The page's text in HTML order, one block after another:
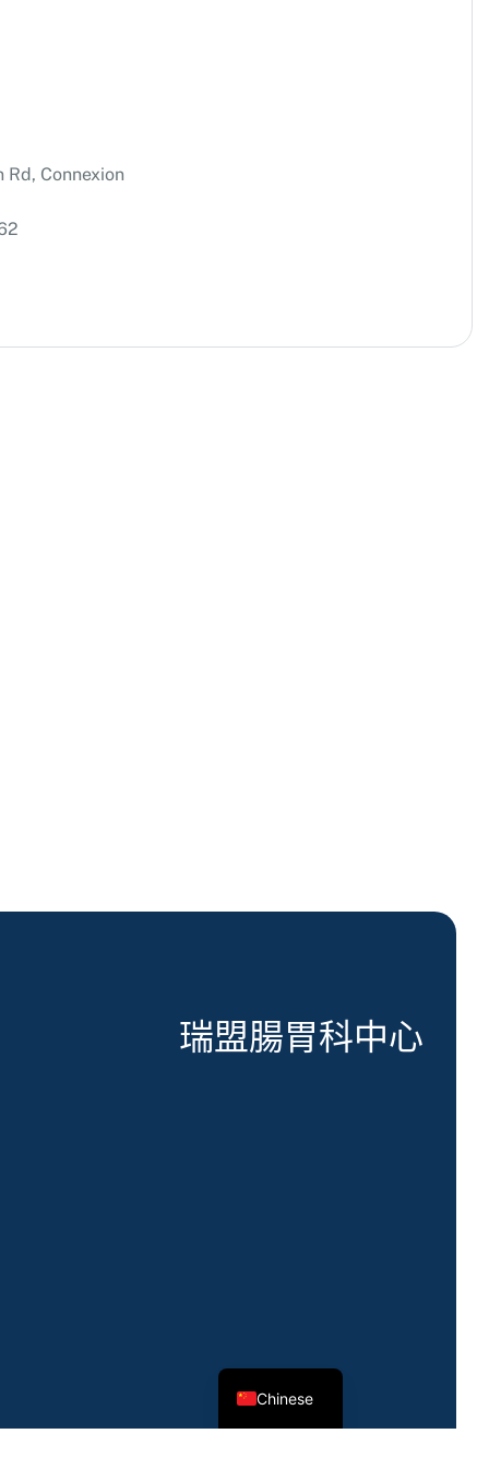
Rd, Connexion
瑞盟腸胃科中心
Chinese